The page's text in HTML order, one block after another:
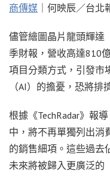
商傳媒 ｜何映辰／台北
儘管繪圖晶片龍頭輝達
季財報，營收高達810
項目分類方式，引發市
（AI）的擔憂，恐將
根據《TechRadar》報
中，將不再單獨列出消
的銷售細項。這些過去
未來將被歸入更廣泛的